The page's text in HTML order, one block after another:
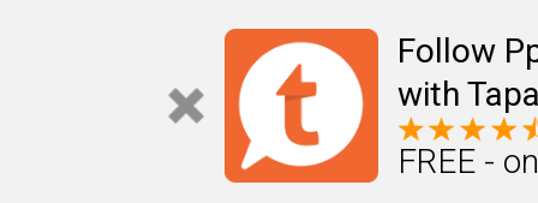
Follow
with
FREE -